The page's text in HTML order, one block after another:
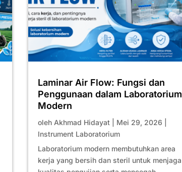
Laminar Air Flow: Fungsi dan
Penggunaan dalam Laboratorium
Modern
oleh Akhmad Hidayat| Mei 29, 2026
Instrument Laboratorium
Laboratorium modern membutuhkan area
kerja yang bersih dan steril untuk menjaga